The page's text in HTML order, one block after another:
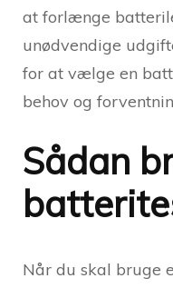
at forlænge
unødvendige
for at vælge en
behov og
Sådan
Når du skal bruge